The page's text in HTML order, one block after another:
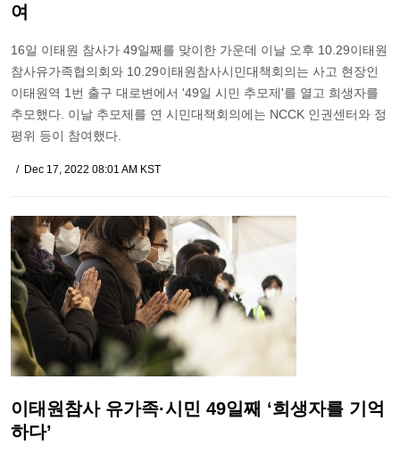
여
16일 이태원 참사가 49일째를 맞이한 가운데 이날 오후 10.29이태원
참사유가족협의회와 10.29이태원참사시민대책회의는 사고 현장인
이태원역 1번 출구 대로변에서 '49일 시민 추모제'를 열고 희생자를
추모했다. 이날 추모제를 연 시민대책회의에는 NCCK 인권센터와 정
평위 등이 참여했다.
Dec 17, 2022 08:01 AM KST
이태원참사 유가족·시민 49일째 ‘희생자를 기억
하다’